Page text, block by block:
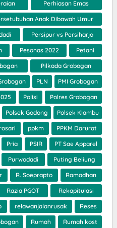
Perhiasan Emas
Anak Dibawah Umur
Persipur vs Persiharjo
Pesonas 2022 Petani
Pilkada Grobogan
PLN PMI Grobogan
Polisi Polres Grobogan
Polsek Godong Polsek Klambu
ppkm PPKM Darurat
Pria PSIR PT Sae Apparel
Purwodadi Puting Beliung
R. Soeprapto Ramadhan
Razia PGOT Rekapitulasi
relawanjalanrusak Reses
Rumah Rumah kost